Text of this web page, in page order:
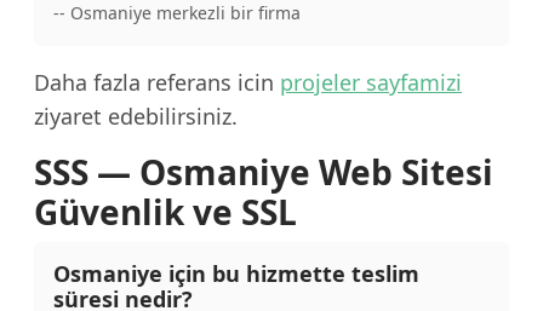
-- Osmaniye merkezli bir firma
Daha fazla referans icin projeler sayfamizi
ziyaret edebilirsiniz.
SSS — Osmaniye Web Sitesi
Güvenlik ve SSL
Osmaniye için bu hizmette teslim
süresi nedir?